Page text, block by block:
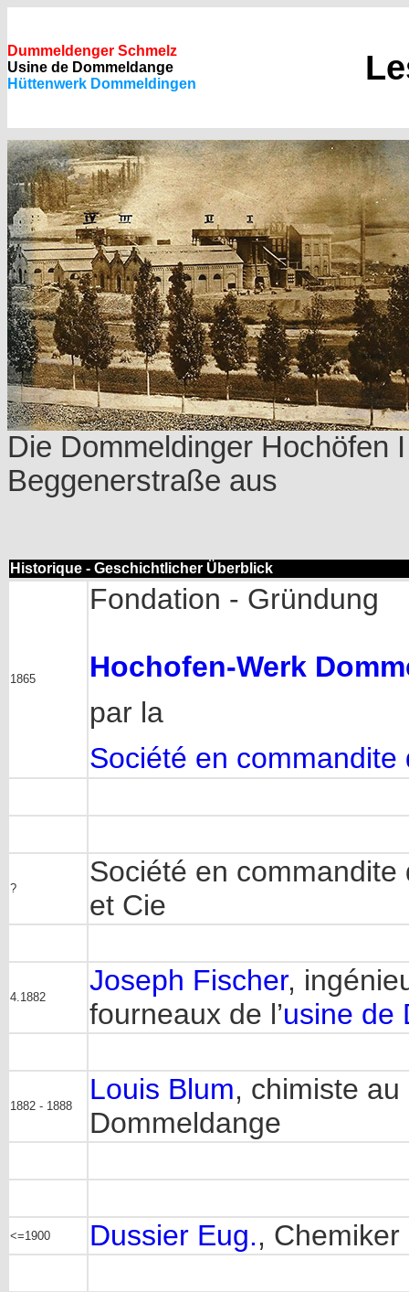
Dummeldenger Schmelz
Usine de Dommeldange
Hüttenwerk Dommeldingen
Die Dommeldinger Hochöfen
Beggenerstraße aus
Historique - Geschichtlicher Überblick
1865
Fondation - Gründung
Hochofen-Werk
par la
Société en
?
Société en
et Cie
4.1882
Joseph Fischer,
fourneaux de l’usine de
1882 - 1888
Louis Blum, chimiste
Dommeldange
<=1900 Dussier Eug.,